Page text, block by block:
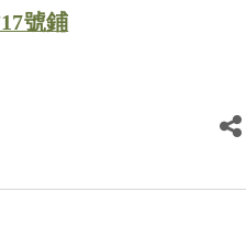
號鋪